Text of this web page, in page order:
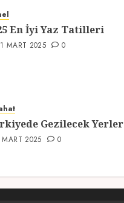
En İyi Yaz Tatilleri
MART 2025 0
Gezilecek Yerler
MART 2025 0